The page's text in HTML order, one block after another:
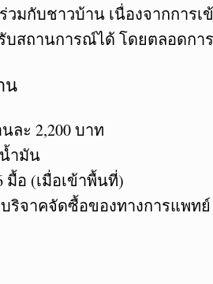
วมกับชาวบ้าน เนื่องจากการ
บสถานการณ์ได้ โดยตลอดกา
น
ละ 2,200 บาท
ำมัน
มื้อ (เมื่อเข้าพื้นที่)
ริจาคจัดซื้อของทางการแพ